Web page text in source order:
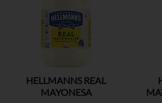
HELLMANNS REAL
MAYONESA